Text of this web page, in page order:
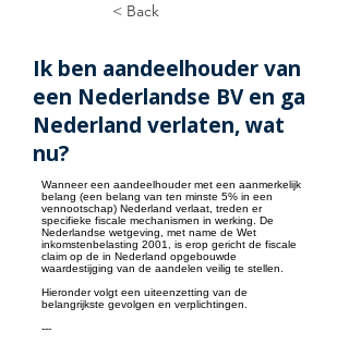
< Back
Ik ben aandeelhouder van
een Nederlandse BV en ga
Nederland verlaten, wat
nu?
Wanneer een aandeelhouder met een aanmerkelijk
belang (een belang van ten minste 5% in een
vennootschap) Nederland verlaat, treden er
specifieke fiscale mechanismen in werking. De
Nederlandse wetgeving, met name de Wet
inkomstenbelasting 2001, is erop gericht de fiscale
claim op de in Nederland opgebouwde
waardestijging van de aandelen veilig te stellen.
Hieronder volgt een uiteenzetting van de
belangrijkste gevolgen en verplichtingen.
---